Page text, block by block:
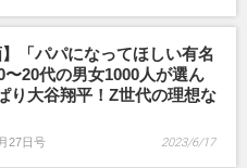
】「パパになってほしい有名
〜20代の男女1000人が選ん
り大谷翔平！Z世代の理想な
27日号 2023/6/17